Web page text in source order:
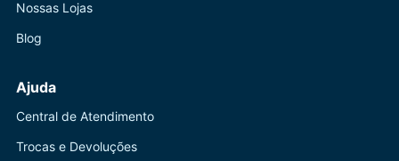
Nossas Lojas
Blog
Ajuda
Central de Atendimento
Trocas e Devoluções